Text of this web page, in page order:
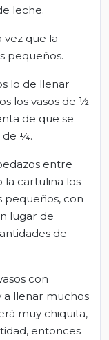
leche.
vez que la
pequeños.
lo de llenar
los vasos de ½
de que se
de ¼.
entre
la cartulina los
pequeños, con
lugar de
de
con
a llenar muchos
muy chiquita,
entonces